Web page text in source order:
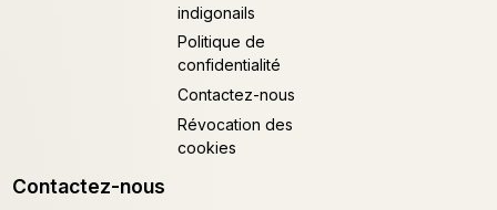
indigonails
Politique de
confidentialité
Contactez-nous
Révocation des
cookies
Contactez-nous